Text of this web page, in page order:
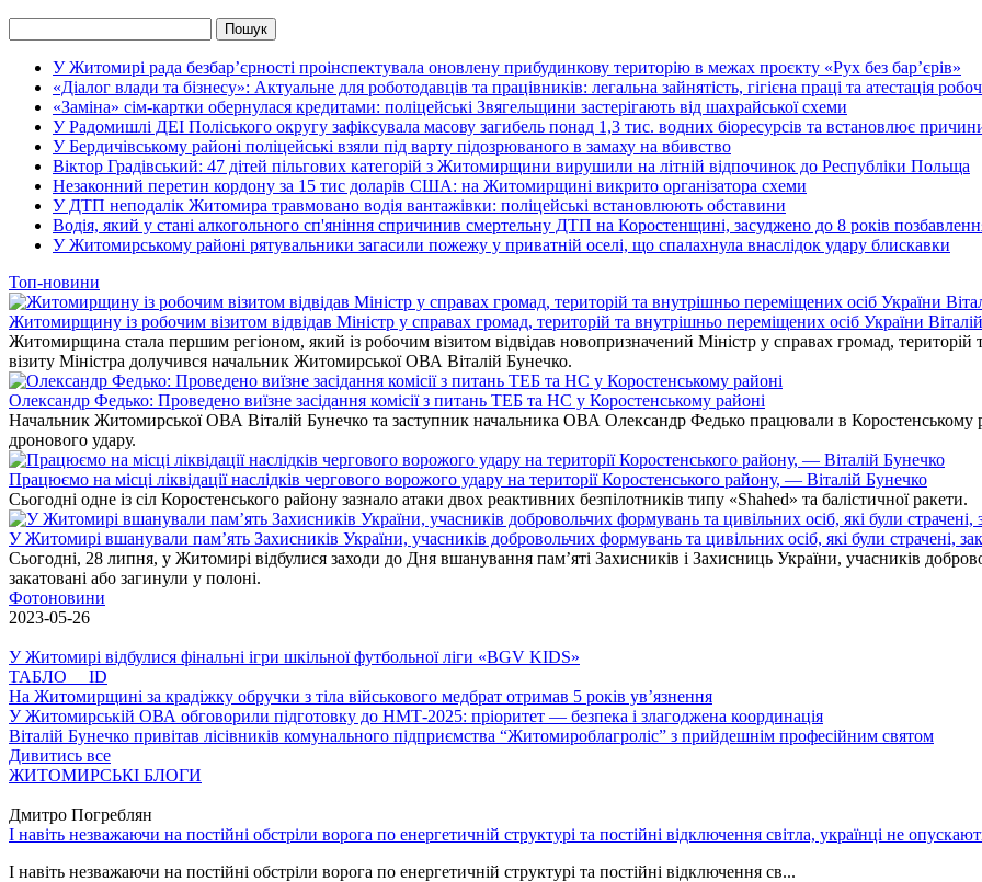
У Житомирі рада безбар’єрності проінспектувала оновлену прибудинкову територію в межах проєкту «Рух без бар’єрів»
«Діалог влади та бізнесу»: Актуальне для роботодавців та працівників: легальна зайнятість, гігієна праці та атестація
«Заміна» сім-картки обернулася кредитами: поліцейські Звягельщини застерігають від шахрайської схеми
У Радомишлі ДЕІ Поліського округу зафіксувала масову загибель понад 1,3 тис. водних біоресурсів та встановлює
У Бердичівському районі поліцейські взяли під варту підозрюваного в замаху на вбивство
Віктор Градівський: 47 дітей пільгових категорій з Житомирщини вирушили на літній відпочинок до Республіки Польща
Незаконний перетин кордону за 15 тис доларів США: на Житомирщині викрито організатора схеми
У ДТП неподалік Житомира травмовано водія вантажівки: поліцейські встановлюють обставини
Водія, який у стані алкогольного сп'яніння спричинив смертельну ДТП на Коростенщині, засуджено до 8 років
У Житомирському районі рятувальники загасили пожежу у приватній оселі, що спалахнула внаслідок удару блискавки
Топ-новини
Житомирщину із робочим візитом відвідав Міністр у справах громад, територій та внутрішньо переміщених осіб України Віталій
Житомирщина стала першим регіоном, який із робочим візитом відвідав новопризначений Міністр у справах громад, територій
візиту Міністра долучився начальник Житомирської ОВА Віталій Бунечко.
Олександр Федько: Проведено виїзне засідання комісії з питань ТЕБ та НС у Коростенському районі
Начальник Житомирської ОВА Віталій Бунечко та заступник начальника ОВА Олександр Федько працювали в Коростенському
дронового удару.
Працюємо на місці ліквідації наслідків чергового ворожого удару на території Коростенського району, — Віталій Бунечко
Сьогодні одне із сіл Коростенського району зазнало атаки двох реактивних безпілотників типу «Shahed» та балістичної ракети.
У Житомирі вшанували пам’ять Захисників України, учасників добровольчих формувань та цивільних осіб, які були страчені,
Сьогодні, 28 липня, у Житомирі відбулися заходи до Дня вшанування пам’яті Захисників і Захисниць України, учасників
закатовані або загинули у полоні.
Фотоновини
2023-05-26
У Житомирі відбулися фінальні ігри шкільної футбольної ліги «BGV KIDS»
ТАБЛО ID
На Житомирщині за крадіжку обручки з тіла військового медбрат отримав 5 років ув’язнення
У Житомирській ОВА обговорили підготовку до НМТ-2025: пріоритет — безпека і злагоджена координація
Віталій Бунечко привітав лісівників комунального підприємства “Житомироблагроліс” з прийдешнім професійним святом
Дивитись все
ЖИТОМИРСЬКІ БЛОГИ
Дмитро Погреблян
І навіть незважаючи на постійні обстріли ворога по енергетичній структурі та постійні відключення світла, українці не
І навіть незважаючи на постійні обстріли ворога по енергетичній структурі та постійні відключення св...